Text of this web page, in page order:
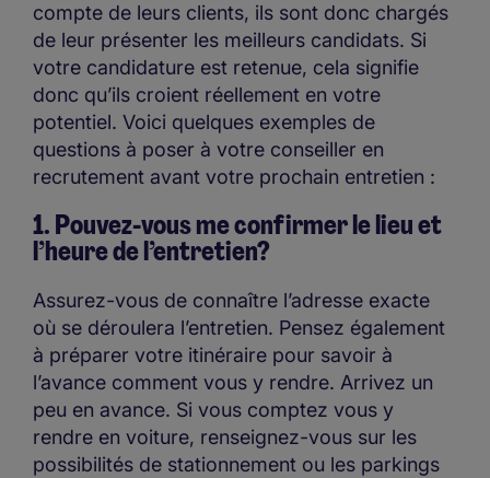
compte de leurs clients, ils sont donc chargés
de leur présenter les meilleurs candidats. Si
votre candidature est retenue, cela signifie
donc qu’ils croient réellement en votre
potentiel. Voici quelques exemples de
questions à poser à votre conseiller en
recrutement avant votre prochain entretien :
1. Pouvez-vous me confirmer le lieu et
l’heure de l’entretien?
Assurez-vous de connaître l’adresse exacte
où se déroulera l’entretien. Pensez également
à préparer votre itinéraire pour savoir à
l’avance comment vous y rendre. Arrivez un
peu en avance. Si vous comptez vous y
rendre en voiture, renseignez-vous sur les
possibilités de stationnement ou les parkings